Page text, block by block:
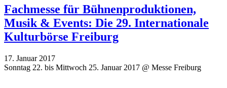
Fachmesse für Bühnenproduktionen,
Musik & Events: Die 29. Internationale
Kulturbörse Freiburg
17. Januar 2017
Sonntag 22. bis Mittwoch 25. Januar 2017 @ Messe Freiburg